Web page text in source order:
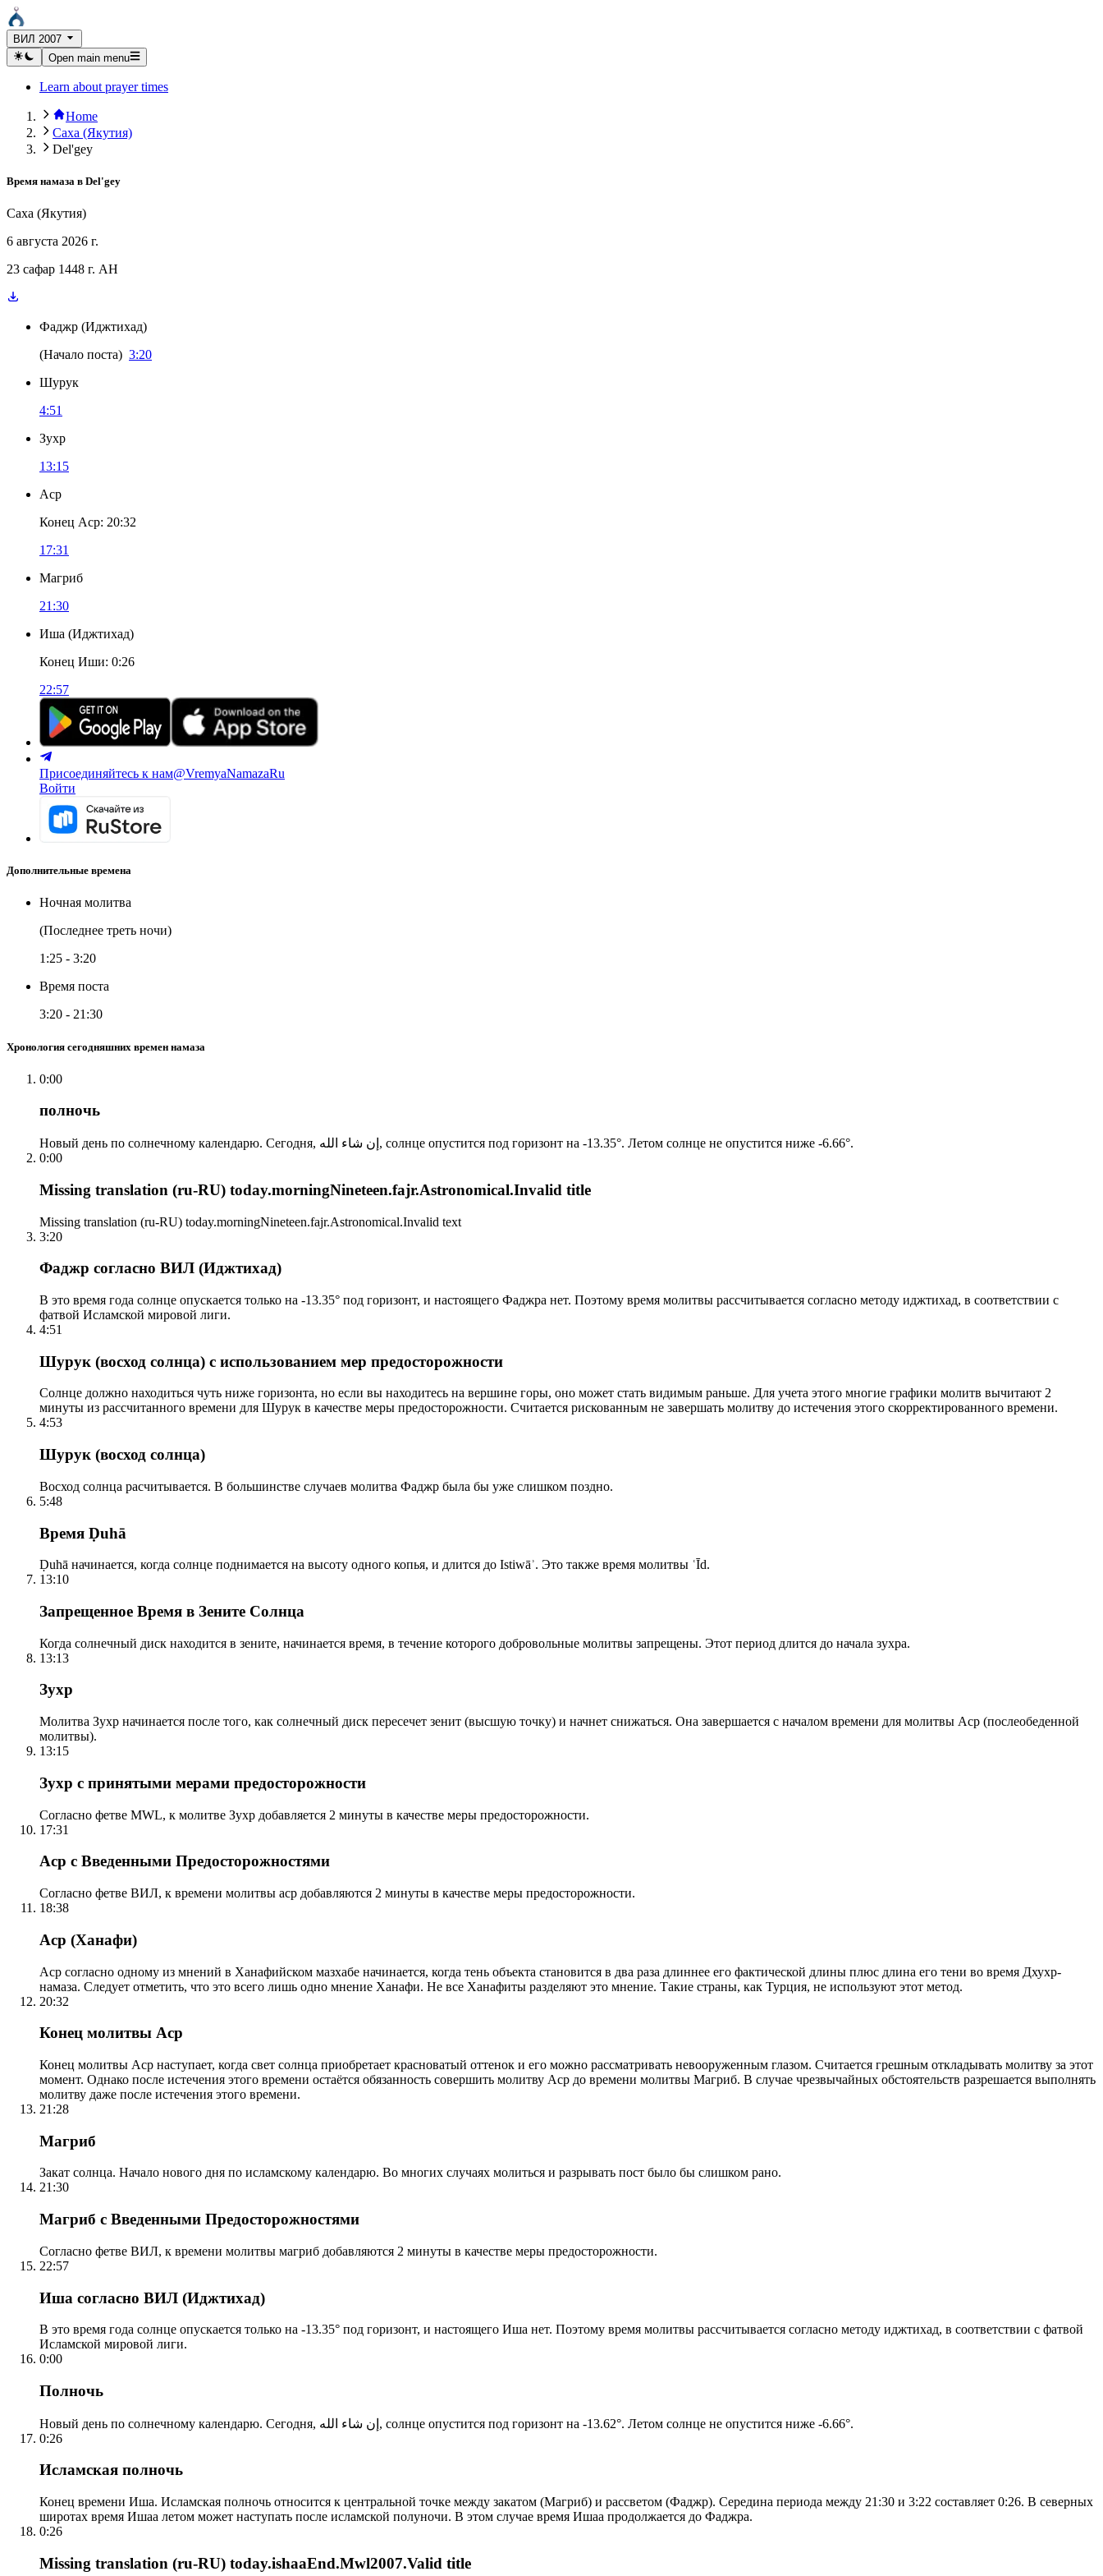
ВИЛ 2007
Open main menu
Learn about prayer times
Home
Саха (Якутия)
Del'gey
Время намаза в Del'gey
Саха (Якутия)
6 августа 2026 г.
23 сафар 1448 г. AH
Фаджр (Иджтихад)
(Начало поста) 3:20
Шурук
4:51
Зухр
13:15
Аср
Конец Аср: 20:32
17:31
Магриб
21:30
Иша (Иджтихад)
Конец Иши: 0:26
22:57
Присоединяйтесь к нам@VremyaNamazaRu
Войти
Дополнительные времена
Ночная молитва
(Последнее треть ночи)
1:25 - 3:20
Время поста
3:20 - 21:30
Хронология сегодняшних времен намаза
0:00
полночь
Новый день по солнечному календарю. Сегодня, إن شاء الله, солнце опустится под горизонт на -13.35°. Летом солнце не опустится ниже -6.66°.
0:00
Missing translation (ru-RU) today.morningNineteen.fajr.Astronomical.Invalid title
Missing translation (ru-RU) today.morningNineteen.fajr.Astronomical.Invalid text
3:20
Фаджр согласно ВИЛ (Иджтихад)
В это время года солнце опускается только на -13.35° под горизонт, и настоящего Фаджра нет. Поэтому время молитвы рассчитывается согласно методу иджтихад, в соответствии с
фатвой Исламской мировой лиги.
4:51
Шурук (восход солнца) с использованием мер предосторожности
Солнце должно находиться чуть ниже горизонта, но если вы находитесь на вершине горы, оно может стать видимым раньше. Для учета этого многие графики молитв вычитают 2
минуты из рассчитанного времени для Шурук в качестве меры предосторожности. Считается рискованным не завершать молитву до истечения этого скорректированного времени.
4:53
Шурук (восход солнца)
Восход солнца расчитывается. В большинстве случаев молитва Фаджр была бы уже слишком поздно.
5:48
Время Ḍuhā
Ḍuhā начинается, когда солнце поднимается на высоту одного копья, и длится до Istiwāʾ. Это также время молитвы ʿĪd.
13:10
Запрещенное Время в Зените Солнца
Когда солнечный диск находится в зените, начинается время, в течение которого добровольные молитвы запрещены. Этот период длится до начала зухра.
13:13
Зухр
Молитва Зухр начинается после того, как солнечный диск пересечет зенит (высшую точку) и начнет снижаться. Она завершается с началом времени для молитвы Аср (послеобеденной
молитвы).
13:15
Зухр с принятыми мерами предосторожности
Согласно фетве MWL, к молитве Зухр добавляется 2 минуты в качестве меры предосторожности.
17:31
Аср с Введенными Предосторожностями
Согласно фетве ВИЛ, к времени молитвы аср добавляются 2 минуты в качестве меры предосторожности.
18:38
Аср (Ханафи)
Аср согласно одному из мнений в Ханафийском мазхабе начинается, когда тень объекта становится в два раза длиннее его фактической длины плюс длина его тени во время Дхухр-
намаза. Следует отметить, что это всего лишь одно мнение Ханафи. Не все Ханафиты разделяют это мнение. Такие страны, как Турция, не используют этот метод.
20:32
Конец молитвы Аср
Конец молитвы Аср наступает, когда свет солнца приобретает красноватый оттенок и его можно рассматривать невооруженным глазом. Считается грешным откладывать молитву за этот
момент. Однако после истечения этого времени остаётся обязанность совершить молитву Аср до времени молитвы Магриб. В случае чрезвычайных обстоятельств разрешается выполнять
молитву даже после истечения этого времени.
21:28
Магриб
Закат солнца. Начало нового дня по исламскому календарю. Во многих случаях молиться и разрывать пост было бы слишком рано.
21:30
Магриб с Введенными Предосторожностями
Согласно фетве ВИЛ, к времени молитвы магриб добавляются 2 минуты в качестве меры предосторожности.
22:57
Иша согласно ВИЛ (Иджтихад)
В это время года солнце опускается только на -13.35° под горизонт, и настоящего Иша нет. Поэтому время молитвы рассчитывается согласно методу иджтихад, в соответствии с фатвой
Исламской мировой лиги.
0:00
Полночь
Новый день по солнечному календарю. Сегодня, إن شاء الله, солнце опустится под горизонт на -13.62°. Летом солнце не опустится ниже -6.66°.
0:26
Исламская полночь
Конец времени Иша. Исламская полночь относится к центральной точке между закатом (Магриб) и рассветом (Фаджр). Середина периода между 21:30 и 3:22 составляет 0:26. В северных
широтах время Ишаа летом может наступать после исламской полуночи. В этом случае время Ишаа продолжается до Фаджра.
0:26
Missing translation (ru-RU) today.ishaaEnd.Mwl2007.Valid title